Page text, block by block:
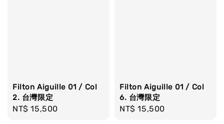
Filton Aiguille 01 / Col
2. 台灣限定
Regular
NT$ 15,500
Filton Aiguille 01 / Col
6. 台灣限定
Regular
NT$ 15,500